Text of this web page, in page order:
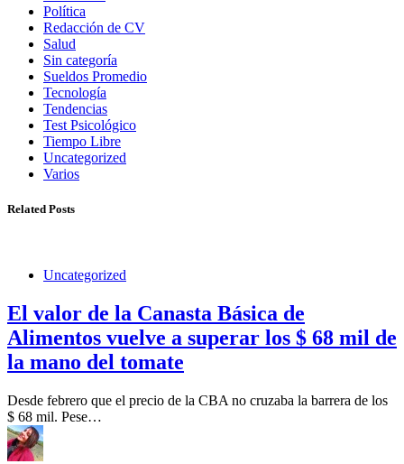
Política
Redacción de CV
Salud
Sin categoría
Sueldos Promedio
Tecnología
Tendencias
Test Psicológico
Tiempo Libre
Uncategorized
Varios
Related Posts
Uncategorized
El valor de la Canasta Básica de
Alimentos vuelve a superar los $ 68 mil de
la mano del tomate
Desde febrero que el precio de la CBA no cruzaba la barrera de los
$ 68 mil. Pese…